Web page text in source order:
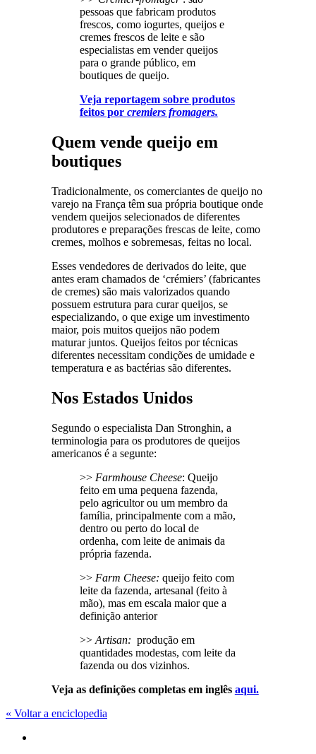
pessoas que fabricam produtos
frescos, como iogurtes, queijos e
cremes frescos de leite e são
especialistas em vender queijos
para o grande público, em
boutiques de queijo.
Veja reportagem sobre produtos
feitos por cremiers fromagers.
Quem vende queijo em
boutiques
Tradicionalmente, os comerciantes de queijo no
varejo na França têm sua própria boutique onde
vendem queijos selecionados de diferentes
produtores e preparações frescas de leite, como
cremes, molhos e sobremesas, feitas no local.
Esses vendedores de derivados do leite, que
antes eram chamados de ‘crémiers’ (fabricantes
de cremes) são mais valorizados quando
possuem estrutura para curar queijos, se
especializando, o que exige um investimento
maior, pois muitos queijos não podem
maturar juntos. Queijos feitos por técnicas
diferentes necessitam condições de umidade e
temperatura e as bactérias são diferentes.
Nos Estados Unidos
Segundo o especialista Dan Stronghin, a
terminologia para os produtores de queijos
americanos é a segunte:
>> Farmhouse Cheese: Queijo
feito em uma pequena fazenda,
pelo agricultor ou um membro da
família, principalmente com a mão,
dentro ou perto do local de
ordenha, com leite de animais da
própria fazenda.
>> Farm Cheese: queijo feito com
leite da fazenda, artesanal (feito à
mão), mas em escala maior que a
definição anterior
>> Artisan: produção em
quantidades modestas, com leite da
fazenda ou dos vizinhos.
Veja as definições completas em inglês aqui.
« Voltar a enciclopedia